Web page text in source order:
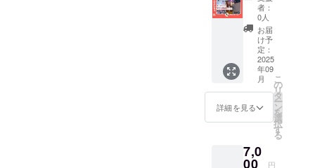
ルのリ
ターン
プラン
です♪
応
援！】
動くキ
ツツキ
おも
ちゃ イ
ベント
にいけ
ないけ
ど応援
した
い！ と
向け 昔
なつか
者：
0人
お届
け予
定：
2025
年09
月
詳細を見る
こ
の
リ
タ
ー
ン
を
選
択
す
る
7,0
00 円